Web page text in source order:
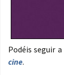
Podéis seguir a
cine.